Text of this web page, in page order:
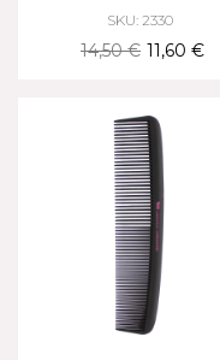
SKU: 2330
14,50 € 11,60 €